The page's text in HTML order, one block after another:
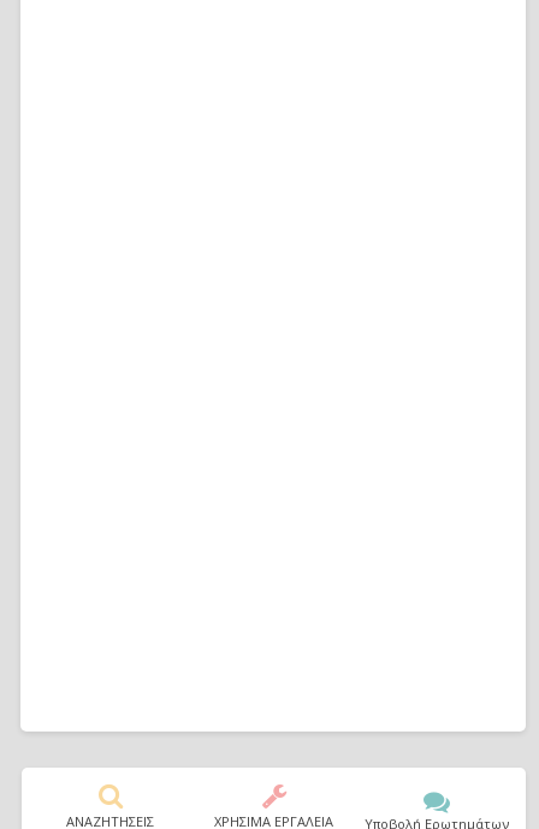
ΑΝΑΖΗΤΗΣΕΙΣ ΧΡΗΣΙΜΑ ΕΡΓΑΛΕΙΑ Υποβολή Ερωτημάτων